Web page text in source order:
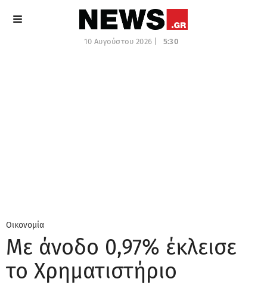
10 Αυγούστου 2026 | 5:30
Οικονομία
Με άνοδο 0,97% έκλεισε
το Χρηματιστήριο